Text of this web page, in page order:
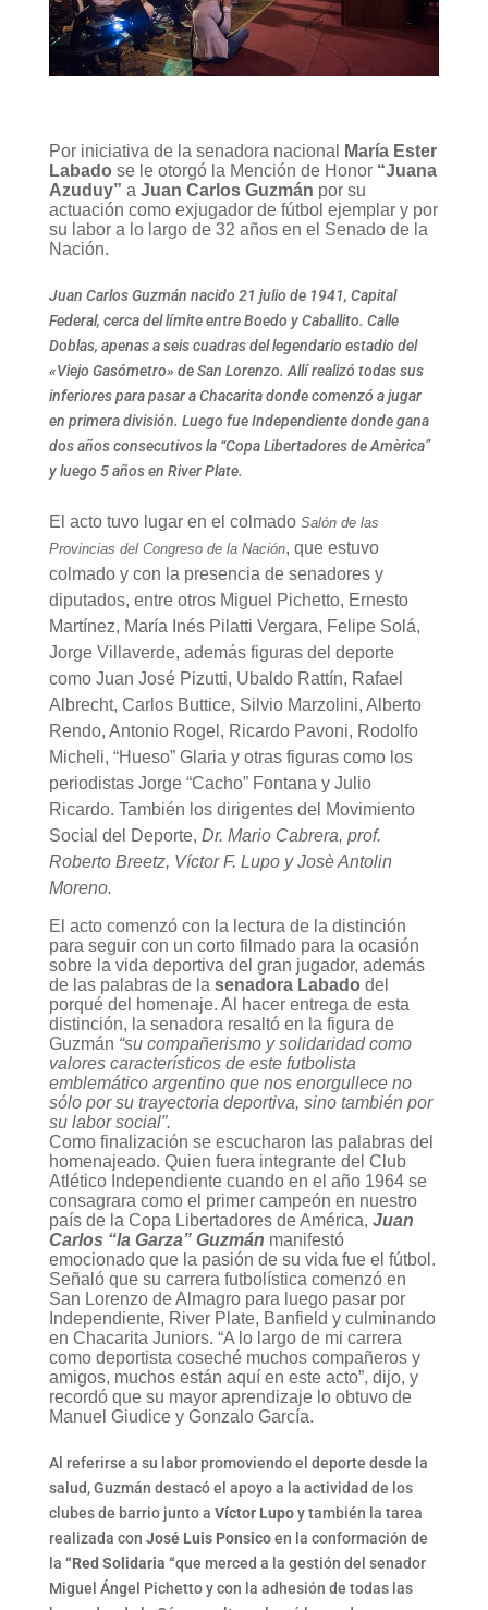
Por iniciativa de la senadora nacional
María Ester
Labado se le otorgó la Mención de Honor “Juana
Azuduy” a Juan Carlos Guzmán por su
actuación como exjugador de fútbol ejemplar y por
su labor a lo largo de 32 años en el Senado de la
Nación.
Juan Carlos Guzmán nacido 21 julio de 1941, Capital
Federal, cerca del límite entre Boedo y Caballito. Calle
Doblas, apenas a seis cuadras del legendario estadio del
«Viejo Gasómetro» de San Lorenzo. Allí realizó todas sus
inferiores para pasar a Chacarita donde comenzó a jugar
en primera división. Luego fue Independiente donde gana
dos años consecutivos la “Copa Libertadores de Amèrica”
y luego 5 años en River Plate.
El acto tuvo lugar en el colmado Salón de las
Provincias del Congreso de la Nación, que estuvo
colmado y con la presencia de senadores y
diputados, entre otros Miguel Pichetto, Ernesto
Martínez, María Inés Pilatti Vergara, Felipe Solá,
Jorge Villaverde, además figuras del deporte
como Juan José Pizutti, Ubaldo Rattín, Rafael
Albrecht, Carlos Buttice, Silvio Marzolini, Alberto
Rendo, Antonio Rogel, Ricardo Pavoni, Rodolfo
Micheli, “Hueso” Glaria y otras figuras como los
periodistas Jorge “Cacho” Fontana y Julio
Ricardo. También los dirigentes del Movimiento
Social del Deporte, Dr. Mario Cabrera, prof.
Roberto Breetz, Víctor F. Lupo y Josè Antolin
Moreno.
El acto comenzó con la lectura de la distinción
para seguir con un corto filmado para la ocasión
sobre la vida deportiva del gran jugador, además
de las palabras de la senadora Labado del
porqué del homenaje. Al hacer entrega de esta
distinción, la senadora resaltó en la figura de
Guzmán “su compañerismo y solidaridad como
valores característicos de este futbolista
emblemático argentino que nos enorgullece no
sólo por su trayectoria deportiva, sino también por
su labor social”.
Como finalización se escucharon las palabras del
homenajeado. Quien fuera integrante del Club
Atlético Independiente cuando en el año 1964 se
consagrara como el primer campeón en nuestro
país de la Copa Libertadores de América, Juan
Carlos “la Garza” Guzmán manifestó
emocionado que la pasión de su vida fue el fútbol.
Señaló que su carrera futbolística comenzó en
San Lorenzo de Almagro para luego pasar por
Independiente, River Plate, Banfield y culminando
en Chacarita Juniors. “A lo largo de mi carrera
como deportista coseché muchos compañeros y
amigos, muchos están aquí en este acto”, dijo, y
recordó que su mayor aprendizaje lo obtuvo de
Manuel Giudice y Gonzalo García.
Al referirse a su labor promoviendo el deporte desde la
salud, Guzmán destacó el apoyo a la actividad de los
clubes de barrio junto a Víctor Lupoy también la tarea
realizada con José Luis Ponsicoen la conformación de
la “Red Solidaria “que merced a la gestión del senador
Miguel Ángel Pichetto y con la adhesión de todas las